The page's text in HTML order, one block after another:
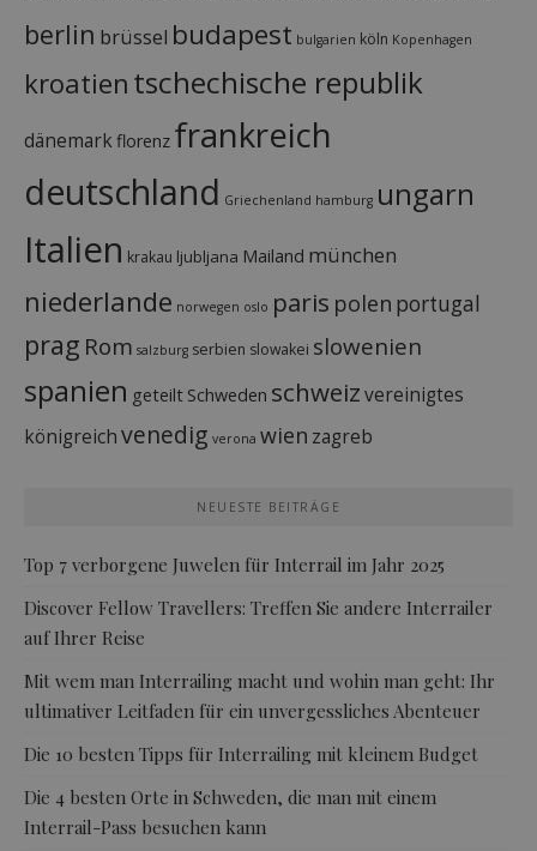
berlin brüssel budapest bulgarien köln Kopenhagen
kroatien tschechische republik
dänemark florenz frankreich
deutschland Griechenland hamburg ungarn
Italien krakau ljubljana Mailand münchen
niederlande norwegen oslo paris polen portugal
prag Rom salzburg serbien slowakei slowenien
spanien geteilt Schweden schweizvereinigtes
königreichvenedig verona wien zagreb
NEUESTE BEITRÄGE
Top 7 verborgene Juwelen für Interrail im Jahr 2025
Discover Fellow Travellers: Treffen Sie andere Interrailer
auf Ihrer Reise
Mit wem man Interrailing macht und wohin man geht: Ihr
ultimativer Leitfaden für ein unvergessliches Abenteuer
Die 10 besten Tipps für Interrailing mit kleinem Budget
Die 4 besten Orte in Schweden, die man mit einem
Interrail-Pass besuchen kann